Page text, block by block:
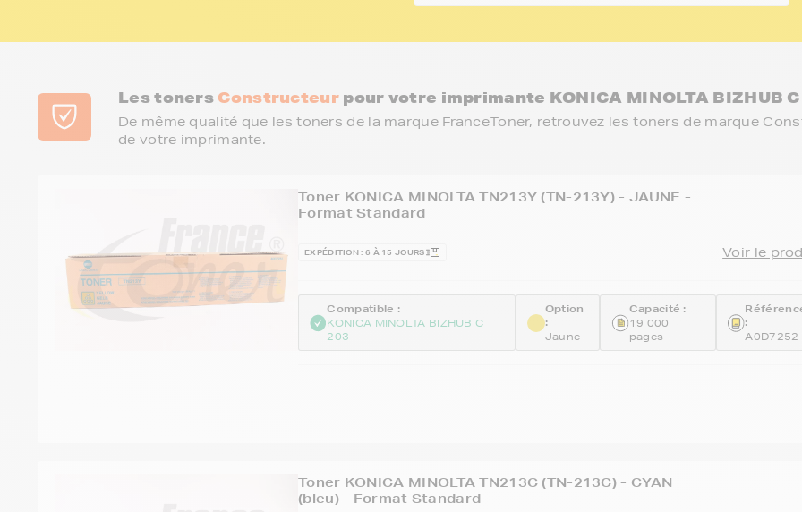
Les toners Constructeurpour votre imprimante KONICA MINOLTA BIZHUB C
De même qualité que les toners de la marque FranceToner, retrouvez les toners de marque
de votre imprimante.
Toner KONICA MINOLTA TN213Y (TN-213Y) - JAUNE -
Format Standard
EXPÉDITION : 6 À 15 JOURS Voir le
Compatible :
KONICA MINOLTA BIZHUB C
203
Option
:
Jaune
Capacité :
19 000
pages
:
A0D7252
Toner KONICA MINOLTA TN213C (TN-213C) - CYAN
(bleu) - Format Standard